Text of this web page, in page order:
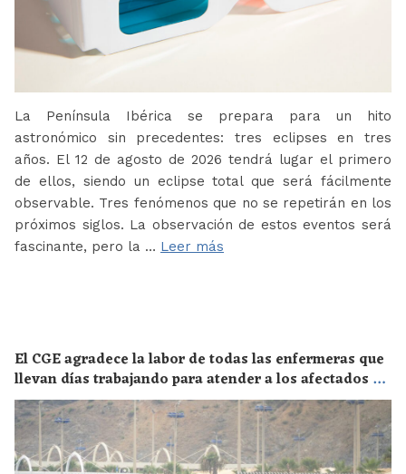
La Península Ibérica se prepara para un hito
astronómico sin precedentes: tres eclipses en tres
años. El 12 de agosto de 2026 tendrá lugar el primero
de ellos, siendo un eclipse total que será fácilmente
observable. Tres fenómenos que no se repetirán en los
próximos siglos. La observación de estos eventos será
fascinante, pero la … Leer más
El CGE agradece la labor de todas las enfermeras que
llevan días trabajando para atender a los afectados de
la crisis migratoria de Ceuta